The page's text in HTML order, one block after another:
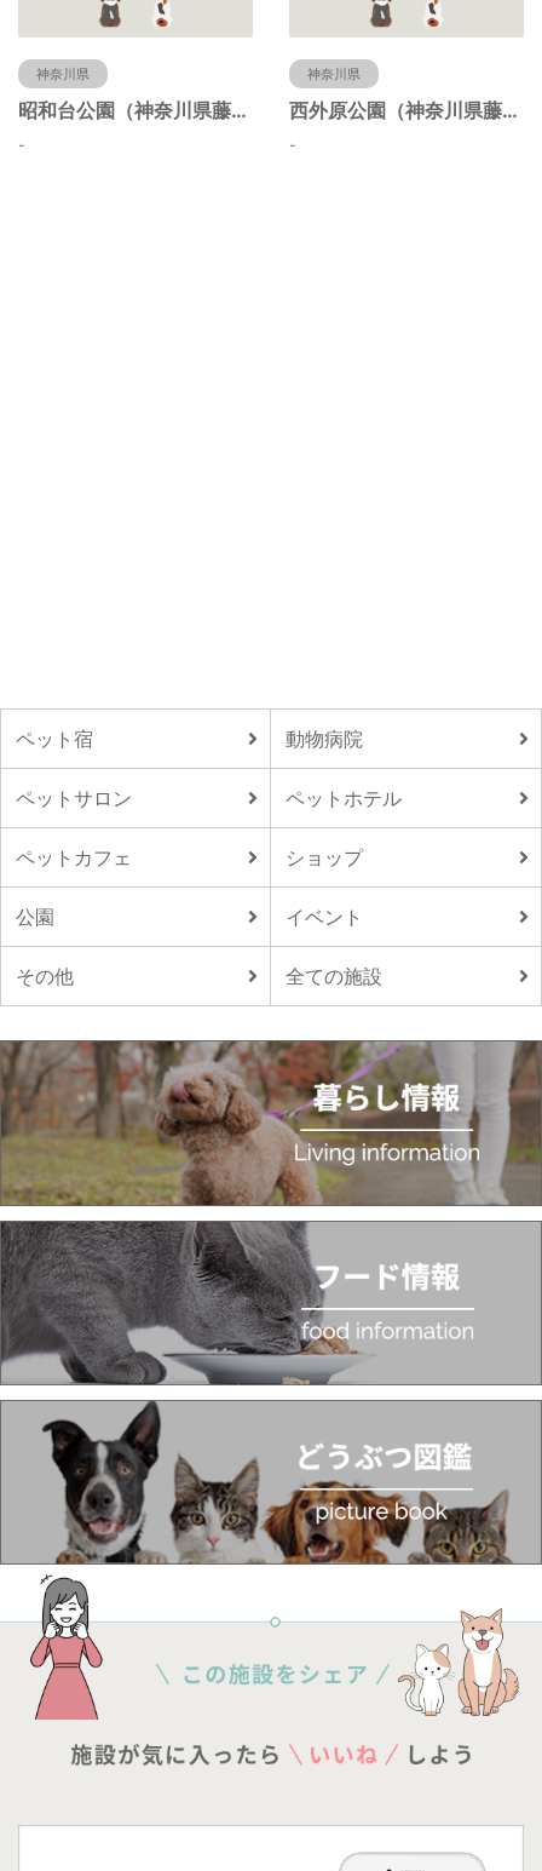
神奈川県
昭和台公園（神奈川県藤沢市）
-
神奈川県
西外原公園（神奈川県藤沢市）
-
ペット宿 動物病院
ペットサロン ペットホテル
ペットカフェ ショップ
公園 イベント
その他 全ての施設